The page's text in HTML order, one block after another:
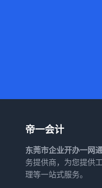
帝一会计
东莞市企业开办一网
务提供商，为您提供
理等一站式服务。